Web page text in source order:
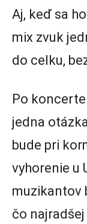
Aj, keď sa
mix zvuk
do celku,
Po
jedna
bude pri
vyhorenie u
muzikantov
čo